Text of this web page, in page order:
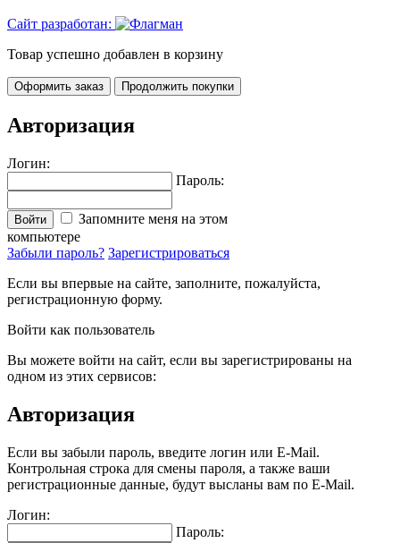
Сайт разработан:
Товар успешно добавлен в корзину
Оформить заказ Продолжить покупки
Авторизация
Логин:
Пароль:
Войти
Запомните меня на этом
компьютере
Забыли пароль? Зарегистрироваться
Если вы впервые на сайте, заполните, пожалуйста,
регистрационную форму.
Войти как пользователь
Вы можете войти на сайт, если вы зарегистрированы на
одном из этих сервисов:
Авторизация
Если вы забыли пароль, введите логин или E-Mail.
Контрольная строка для смены пароля, а также ваши
регистрационные данные, будут высланы вам по E-Mail.
Логин:
Пароль: